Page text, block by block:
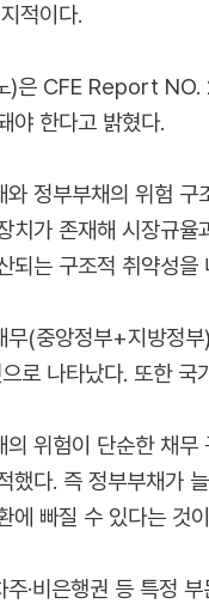
적이다.
)은 CFE Report NO.
야 한다고 밝혔다.
와 정부부채의 위험
치가 존재해 시장규
되는 구조적 취약성을
무(중앙정부+지방정
로 나타났다. 또한
의 위험이 단순한 채
했다. 즉 정부부채가
에 빠질 수 있다는 것
·비은행권 등 특정